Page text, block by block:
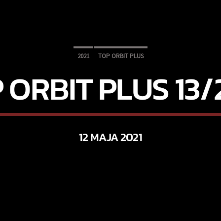
2021 TOP ORBIT PLUS
PLUS
12 MAJA 2021